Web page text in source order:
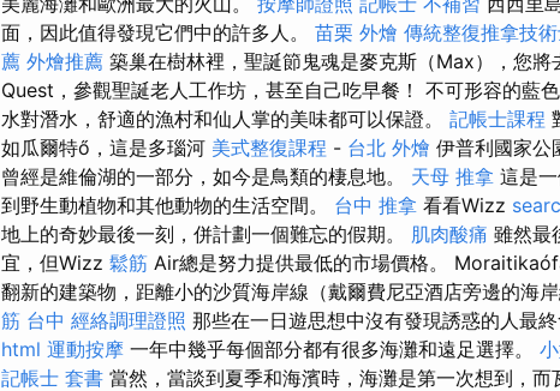
面，因此值得發現它們中的許多人。 苗栗 外燴 傳統整復推拿技
薦 外燴推薦 築巢在樹林裡，聖誕節鬼魂是麥克斯（Max），您將
Quest，參觀聖誕老人工作坊，甚至自己吃早餐！ 不可形容的藍
水對潛水，舒適的漁村和仙人掌的美味都可以保證。 記帳士課程
如瓜爾特ő，這是多瑙河 美式整復課程 - 台北 外燴 伊普利國家公
曾經是維倫湖的一部分，如今是鳥類的棲息地。 天母 推拿 這是
到野生動植物和其他動物的生活空間。 台中 推拿 看看Wizz
地上的奇妙最後一刻，併計劃一個難忘的假期。 肌肉酸痛 雖然最
宜，但Wizz 鬆筋 Air總是努力提供最低的市場價格。
翻新的建築物，距離小的沙質海岸線（戴爾費尼亞酒店旁邊的海
筋 台中 經絡調理證照 那些在一日遊思想中沒有發現誘惑的人最
html 運動按摩 一年中幾乎每個部分都有很多海灘和遠足選擇。
記帳士 套書 當然，當談到夏季和海濱時，海灘是第一次想到，而